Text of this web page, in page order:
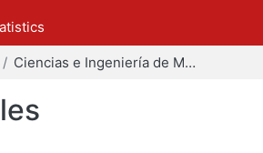
Ciencias e Ingeniería de Materiales